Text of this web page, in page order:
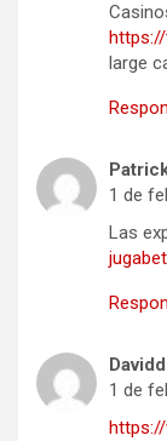
large
1 de
Las
jugabet
1 de